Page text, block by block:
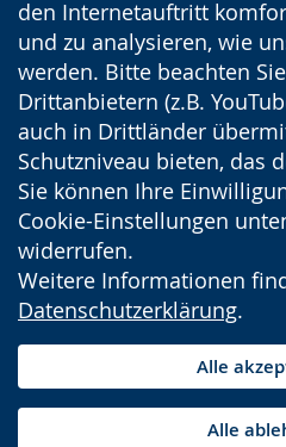
den Internetauftritt
und zu analysieren, wie
werden. Bitte beachten
Drittanbietern (z.B.
auch in Drittländer
Schutzniveau bieten, das
Sie können Ihre
Cookie-Einstellungen
widerrufen.
Weitere Informationen
Datenschutzerklärung.
Alle
Alle